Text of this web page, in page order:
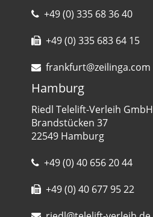
+49 (0) 335 68 36 40
+49 (0) 335 683 64 15
frankfurt@zeilinga.com
Hamburg
Riedl Telelift-Verleih GmbH
Brandstücken 37
22549 Hamburg
+49 (0) 40 656 20 44
+49 (0) 40 677 95 22